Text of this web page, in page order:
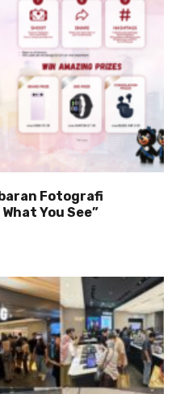
Fotografi
You See”